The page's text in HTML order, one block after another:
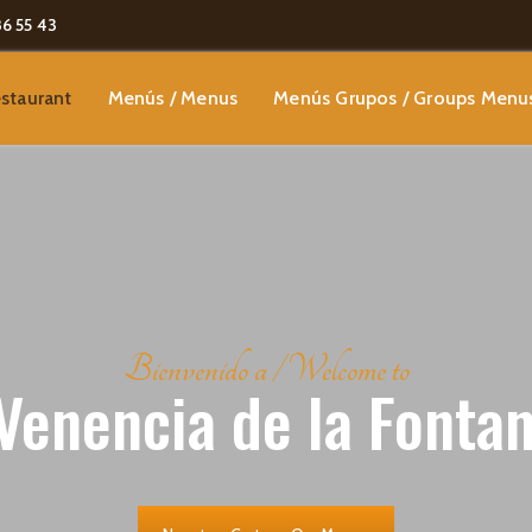
55 43
Menús / Menus Menús Grupos / Groups
Bienvenido a / Welcome to
de la